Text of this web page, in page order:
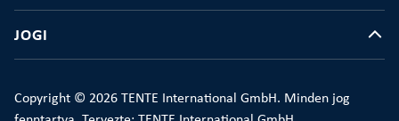
JOGI
Copyright © 2026 TENTE International GmbH. Minden jog